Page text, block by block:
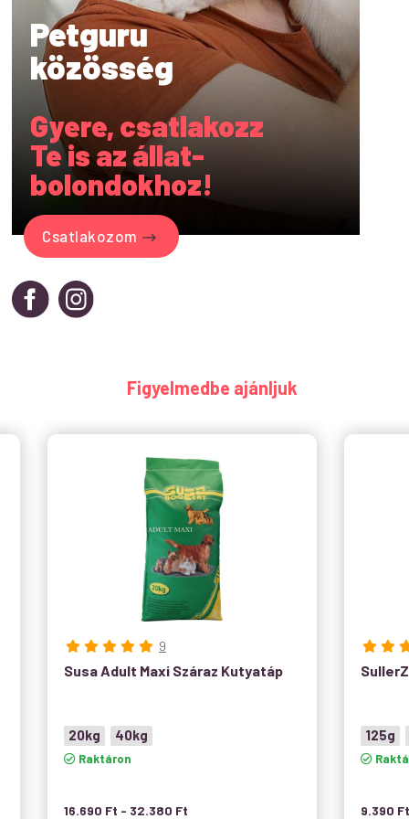
Petguru
közösség
Gyere, csatlakozz
Te is az állat-
bolondokhoz!
Csatlakozom
Figyelmedbe ajánljuk
9
Susa Adult Maxi Száraz Kutyatáp
20kg 40kg
Raktáron
16.690 Ft - 32.380 Ft
125g
9.390 Ft